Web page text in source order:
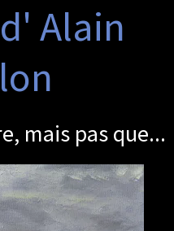
Alain
mais pas que...